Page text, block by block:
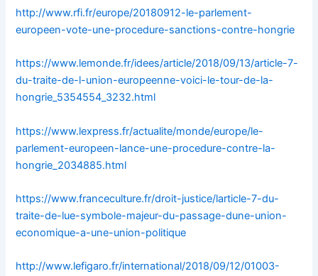
http://www.rfi.fr/europe/20180912-le-parlement-
europeen-vote-une-procedure-sanctions-contre-hongrie
https://www.lemonde.fr/idees/article/2018/09/13/article-7-
du-traite-de-l-union-europeenne-voici-le-tour-de-la-
hongrie_5354554_3232.html
https://www.lexpress.fr/actualite/monde/europe/le-
parlement-europeen-lance-une-procedure-contre-la-
hongrie_2034885.html
https://www.franceculture.fr/droit-justice/larticle-7-du-
traite-de-lue-symbole-majeur-du-passage-dune-union-
economique-a-une-union-politique
http://www.lefigaro.fr/international/2018/09/12/01003-